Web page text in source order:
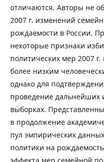
отличаются. Авторы не
2007 г. изменений
рождаемости в России.
некоторые признаки
политических мер 2007
более низким
однако для
проведение дальнейших
выборках.
в продолжение
пул эмпирических
политики на
эффекта мер семейной